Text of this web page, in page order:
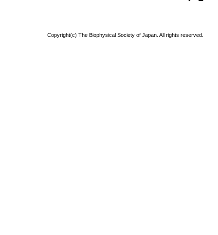
Copyright(c) The Biophysical Society of Japan. All rights reserved.